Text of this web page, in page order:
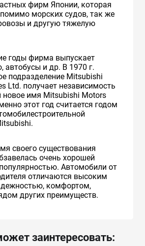
фирм Японии, которая
морских судов, так же
и другую тяжелую
годы фирма выпускает
автобусы и др. В 1970 г.
подразделение Mitsubishi
Ltd. получает независимость
новое имя Mitsubishi Motors
этот год считается годом
своего существования
очень хорошей
Автомобили от
отличаются высоким
комфортом,
других преимуществ.
заинтересовать: